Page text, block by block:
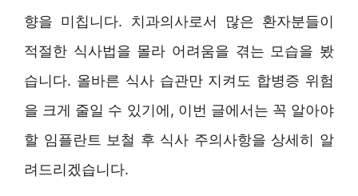
향을 미칩니다. 치과의사로서 많은 환자분들이
적절한 식사법을 몰라 어려움을 겪는 모습을 봤
습니다. 올바른 식사 습관만 지켜도 합병증 위험
을 크게 줄일 수 있기에, 이번 글에서는 꼭 알아야
할 임플란트 보철 후 식사 주의사항을 상세히 알
려드리겠습니다.